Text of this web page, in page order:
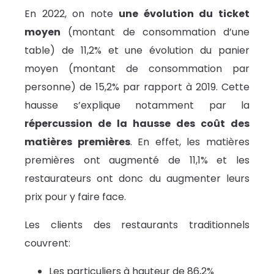
En 2022, on note une évolution du ticket
moyen (montant de consommation d’une
table) de 11,2% et une évolution du panier
moyen (montant de consommation par
personne) de 15,2% par rapport à 2019. Cette
hausse s’explique notamment par la
répercussion de la hausse des coût des
matières premières. En effet, les matières
premières ont augmenté de 11,1% et les
restaurateurs ont donc du augmenter leurs
prix pour y faire face.
Les clients des restaurants traditionnels
couvrent: